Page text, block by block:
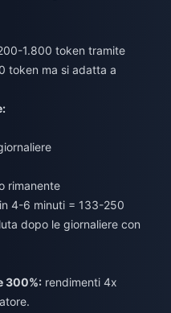
1.800 token tramite
token ma si adatta a
rimanente
4-6 minuti = 133-250
dopo le giornaliere con
300%: rendimenti 4x